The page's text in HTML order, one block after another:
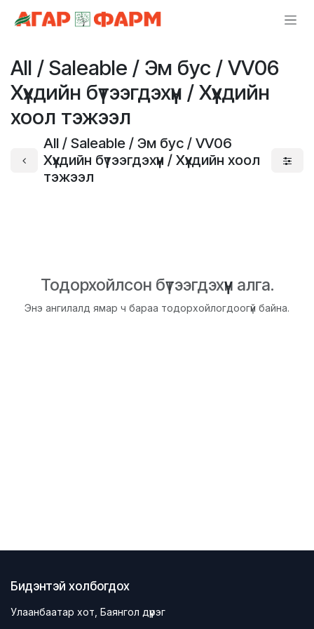
All / Saleable / Эм бус / VV06
Хүүхдийн бүтээгдэхүүн / Хүүхдийн
хоол тэжээл
All / Saleable / Эм бус / VV06
Хүүхдийн бүтээгдэхүүн / Хүүхдийн хоол
тэжээл
Тодорхойлсон бүтээгдэхүүн алга.
Энэ ангилалд ямар ч бараа тодорхойлогдоогүй байна.
Бидэнтэй холбогдох
Улаанбаатар хот, Баянгол дүүрэг